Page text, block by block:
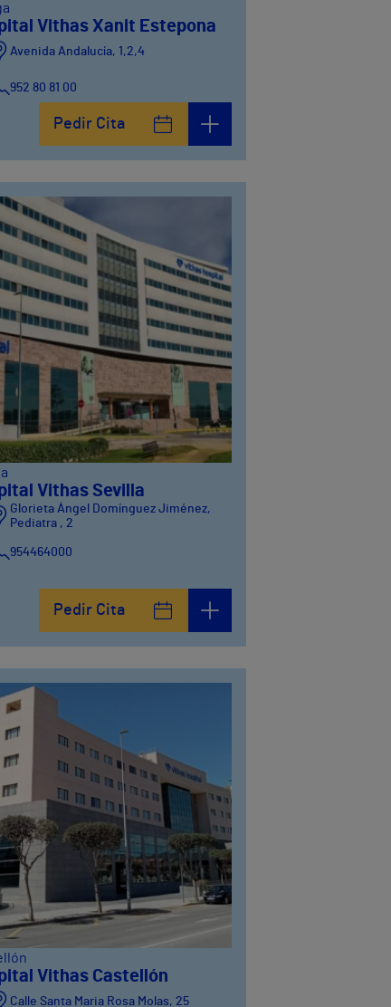
Vithas Xanit Estepona
Avenida Andalucía, 1,2,4
952 80 81 00
Pedir Cita
Vithas Sevilla
Glorieta Ángel Domínguez Jiménez,
Pediatra , 2
954464000
Pedir Cita
Vithas Castellón
Calle Santa Maria Rosa Molas, 25